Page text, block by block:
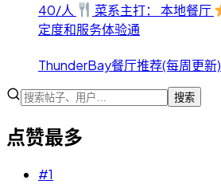
40/人
菜系主打： 本地餐厅
定度和服务体验通
ThunderBay餐厅推荐(每周更新)
搜索
点赞最多
#1